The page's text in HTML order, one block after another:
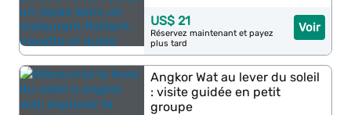
Voir
US$ 21
Réservez maintenant et payez
plus tard
Angkor Wat au lever du soleil
: visite guidée en petit
groupe